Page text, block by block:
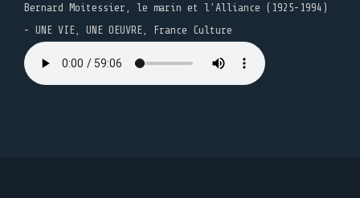
Bernard Moitessier, le marin et l’Alliance (1925-1994)
- UNE VIE, UNE OEUVRE, France Culture